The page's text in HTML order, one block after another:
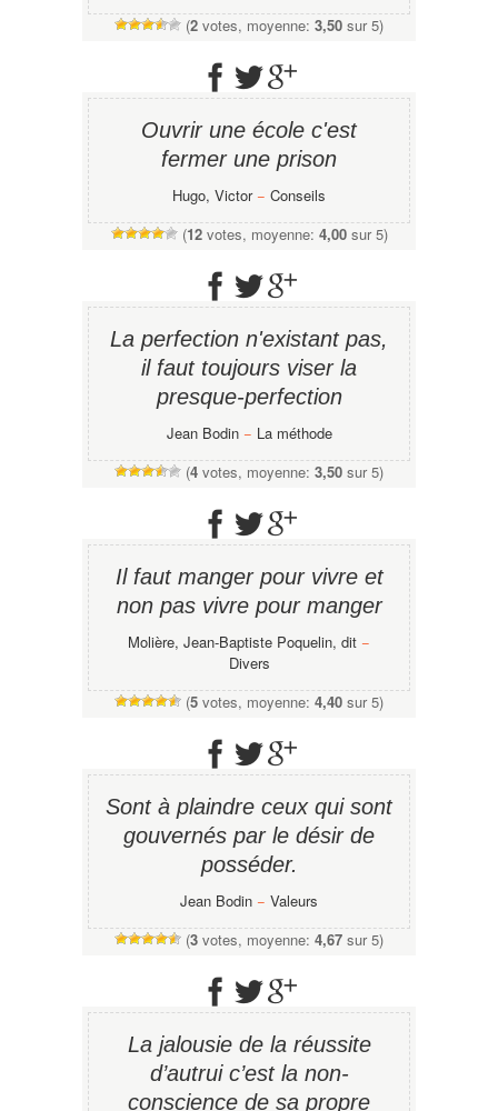
(2 votes, moyenne: 3,50 sur 5)
Ouvrir une école c'est
fermer une prison
Hugo, Victor− Conseils
(12votes, moyenne: 4,00sur 5)
La perfection n'existant pas,
il faut toujours viser la
presque-perfection
Jean Bodin− La méthode
(4 votes, moyenne: 3,50 sur 5)
Il faut manger pour vivre et
non pas vivre pour manger
Molière, Jean-Baptiste Poquelin, dit −
Divers
(5 votes, moyenne: 4,40 sur 5)
Sont à plaindre ceux qui sont
gouvernés par le désir de
posséder.
Jean Bodin − Valeurs
(3 votes, moyenne: 4,67 sur 5)
La jalousie de la réussite
d’autrui c’est la non-
conscience de sa propre